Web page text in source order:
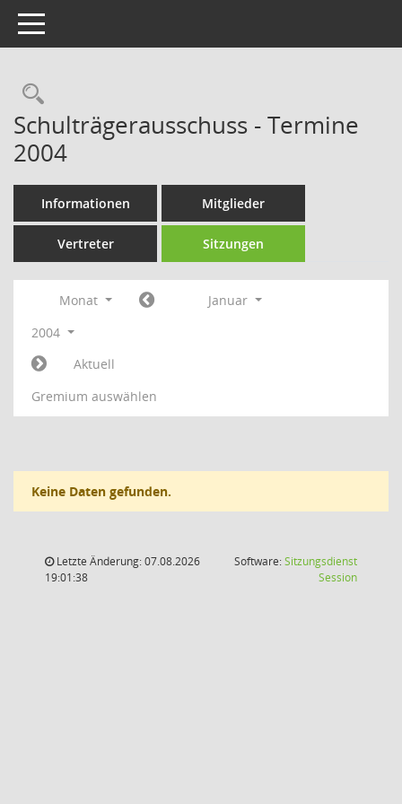
Toggle navigation
Rechercheauswahl
Schulträgerausschuss - Termine
2004
Informationen Mitglieder
Vertreter Sitzungen
Monat
Januar
2004
Aktuell
Gremium auswählen
Keine Daten gefunden.
Letzte Änderung: 07.08.2026
19:01:38
Software:Sitzungsdienst
Session(Wird in